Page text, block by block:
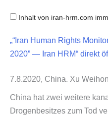
Report
2020”
—
Iran
iran-
anzeigen
Inhalt von iran​-hrm​.com
„“Iran Human Rights
2020” — Iran HRM“ direkt
7.8.2020, China. Xu
China hat zwei weitere
Drogenbesitzes zum Tod